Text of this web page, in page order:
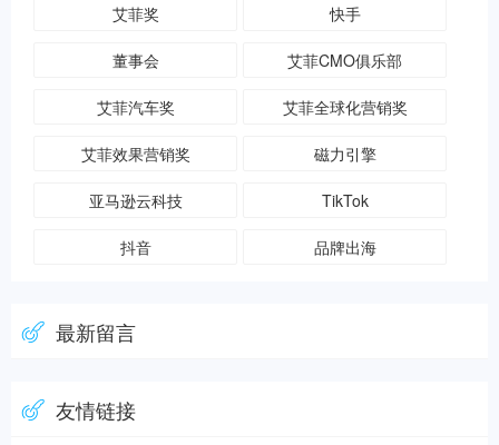
艾菲奖 快手
董事会 艾菲CMO俱乐部
艾菲汽车奖 艾菲全球化营销奖
艾菲效果营销奖 磁力引擎
亚马逊云科技 TikTok
抖音 品牌出海
最新留言
友情链接